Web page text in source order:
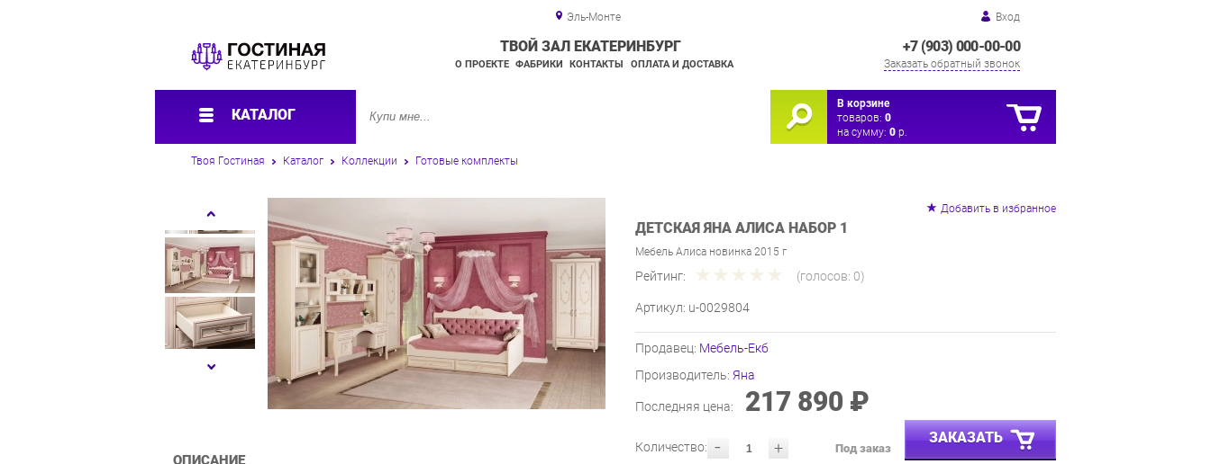
Эль-Монте Вход
+7 (903) 000-00-00
Заказать обратный звонок
ТВОЙ ЗАЛ ЕКАТЕРИНБУРГ
О ПРОЕКТЕ ФАБРИКИ КОНТАКТЫ ОПЛАТА И ДОСТАВКА
КАТАЛОГ
В корзине
товаров: 0
на сумму: 0 р.
Твоя Гостиная Каталог Коллекции Готовые комплекты
Добавить в избранное
ДЕТСКАЯ ЯНА АЛИСА НАБОР 1
Мебель Алиса новинка 2015 г
Рейтинг: (голосов: 0)
Артикул: u-0029804
Продавец: Мебель-Екб
Производитель: Яна
Последняя цена: 217 890 ₽
- +
Количество: Под заказ
ЗАКАЗАТЬ
ОПИСАНИЕ